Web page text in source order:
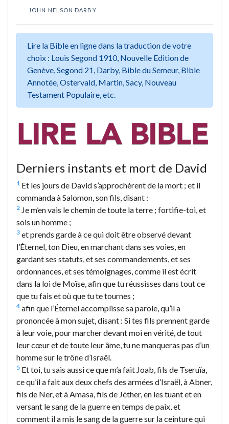
JOHN NELSON DARBY
Lire la Bible en ligne dans la traduction de votre
choix : Louis Segond 1910, Nouvelle Edition de
Genève, Segond 21, Darby, Bible du Semeur, Bible
Annotée, Ostervald, Martin, Sacy, Nouveau
Testament Populaire, etc.
Derniers instants et mort de David
1 Et les jours de David s’approchèrent de la mort ; et il
commanda à Salomon, son fils, disant :
2 Je m’en vais le chemin de toute la terre ; fortifie-toi, et
sois un homme ;
3 et prends garde à ce qui doit être observé devant
l’Éternel, ton Dieu, en marchant dans ses voies, en
gardant ses statuts, et ses commandements, et ses
ordonnances, et ses témoignages, comme il est écrit
dans la loi de Moïse, afin que tu réussisses dans tout ce
que tu fais et où que tu te tournes ;
4 afin que l’Éternel accomplisse sa parole, qu’il a
prononcée à mon sujet, disant : Si tes fils prennent garde
à leur voie, pour marcher devant moi en vérité, de tout
leur cœur et de toute leur âme, tu ne manqueras pas d’un
homme sur le trône d’Israël.
5 Et toi, tu sais aussi ce que m’a fait Joab, fils de Tseruïa,
ce qu’il a fait aux deux chefs des armées d’Israël, à Abner,
fils de Ner, et à Amasa, fils de Jéther, en les tuant et en
versant le sang de la guerre en temps de paix, et
comment il a mis le sang de la guerre sur la ceinture qui